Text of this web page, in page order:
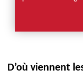
D’où viennent